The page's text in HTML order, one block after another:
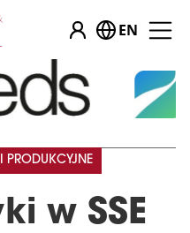
EN
w SSE
PRODUKCYJNE